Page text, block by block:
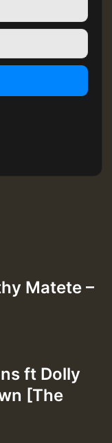
Matete –
ft Dolly
[The